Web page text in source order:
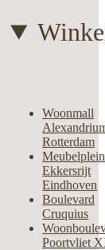
Woonmall
Rotterdam
Meubelplein
Ekkersrijt
Eindhoven
Boulevard
Cruquius
Poortvliet